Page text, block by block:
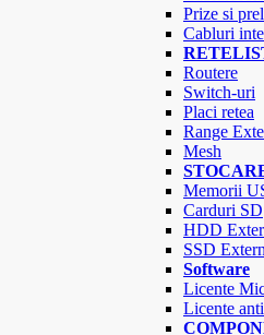
Prize si
Cabluri
Routere
Switch-uri
Placi retea
Range
Mesh
Memorii
Carduri SD
HDD
SSD
Software
Licente
Licente